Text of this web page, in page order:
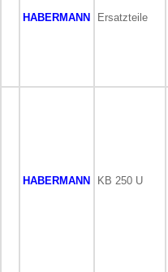
HABERMANN Ersatzteile
HABERMANN KB 250 U